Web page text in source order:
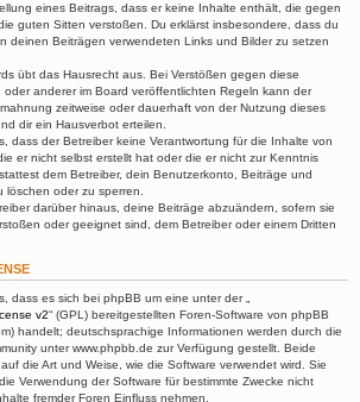
eines Beitrags, dass er keine Inhalte enthält, die gegen
guten Sitten verstoßen. Du erklärst insbesondere, dass du
deinen Beiträgen verwendeten Links und Bilder zu setzen
übt das Hausrecht aus. Bei Verstößen gegen diese
anderer im Board veröffentlichten Regeln kann der
zeitweise oder dauerhaft von der Nutzung dieses
dir ein Hausverbot erteilen.
dass der Betreiber keine Verantwortung für die Inhalte von
er nicht selbst erstellt hat oder die er nicht zur Kenntnis
dem Betreiber, dein Benutzerkonto, Beiträge und
löschen oder zu sperren.
darüber hinaus, deine Beiträge abzuändern, sofern sie
oder geeignet sind, dem Betreiber oder einem Dritten
dass es sich bei phpBB um eine unter der „
v2“ (GPL) bereitgestellten Foren-Software von phpBB
handelt; deutschsprachige Informationen werden durch die
unter www.phpbb.de zur Verfügung gestellt. Beide
die Art und Weise, wie die Software verwendet wird. Sie
Verwendung der Software für bestimmte Zwecke nicht
fremder Foren Einfluss nehmen.